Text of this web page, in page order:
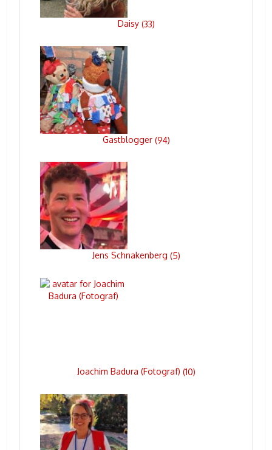
Daisy (33)
Gastblogger (94)
Jens Schnakenberg (5)
Joachim Badura (Fotograf) (10)